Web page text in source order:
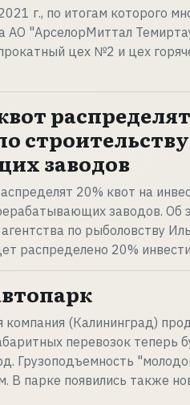
г., по итогам которого
АО "АрселорМиттал
цех №2 и цех
заводов
20% квот на
заводов. Об
по рыболовству
распределено 20%
компания (Калининград)
перевозок теперь
Грузоподъемность
В парке появились также